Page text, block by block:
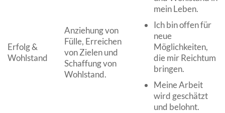
Erfolg &
Wohlstand
Anziehung von
Fülle, Erreichen
von Zielen und
Schaffung von
Wohlstand.
mein Leben.
Ich bin offen für
neue
Möglichkeiten,
die mir Reichtum
bringen.
Meine Arbeit
wird geschätzt
und belohnt.